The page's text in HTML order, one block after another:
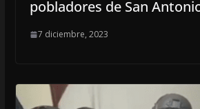
pobladores de San
7 diciembre, 2023